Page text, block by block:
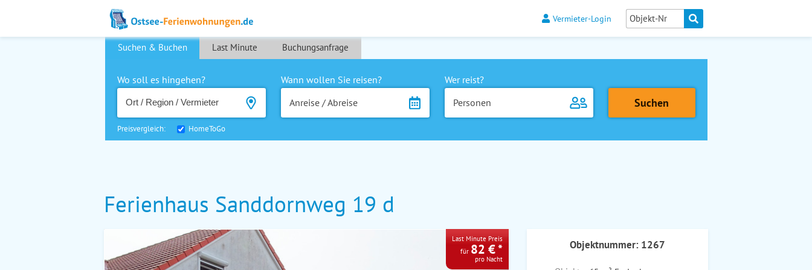
Vermieter-Login
Suchen & Buchen Last Minute Buchungsanfrage
Wo soll es hingehen?
Wann wollen Sie reisen?
Anreise / Abreise
Wer reist?
Personen
Preisvergleich: HomeToGo
Ferienhaus Sanddornweg 19 d
Last Minute Preis
für 82 € *
pro Nacht
Objektnummer: 1267